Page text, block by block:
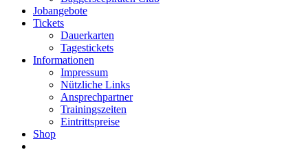
Jobangebote
Tickets
Dauerkarten
Tagestickets
Informationen
Impressum
Nützliche Links
Ansprechpartner
Trainingszeiten
Eintrittspreise
Shop